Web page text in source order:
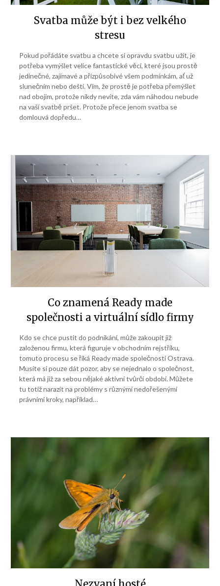
Svatba může být i bez velkého
stresu
Pokud pořádáte svatbu a chcete si opravdu svatbu užít, je
potřeba vymýšlet velice fantastické věci, které jsou prostě
jedinečné, zajímavé a přizpůsobivé všem podmínkám, ať už
slunečním nebo dešti. Vím, že prostě je potřeba přemýšlet
nad obojím, protože nikdy nevíte, zda vám náhodou nebude
na vaší svatbě pršet. Protože přece jenom svatba se
domlouvá dopředu…
Co znamená Ready made
společnosti a virtuální sídlo firmy
Kdo se chce pustit do podnikání, může zakoupit již
založenou firmu, která figuruje v obchodním rejstříku,
tomuto procesu se říká Ready made společnosti Ostrava.
Musíte si pouze dát pozor, aby se nejednalo o společnost,
která má již za sebou nějaké aktivní tvůrčí období. Můžete
tu totiž narazit na problémy s různými nedořešenými
právními kroky, například…